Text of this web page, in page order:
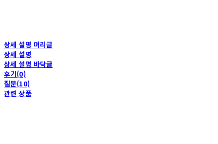
상세 설명 머리글
상세 설명
상세 설명 바닥글
후기(0)
질문(10)
관련 상품